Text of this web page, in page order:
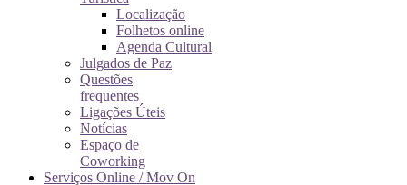
Localização
Folhetos online
Agenda Cultural
Julgados de Paz
Questões
frequentes
Ligações Úteis
Notícias
Espaço de
Coworking
Serviços Online / Mov On